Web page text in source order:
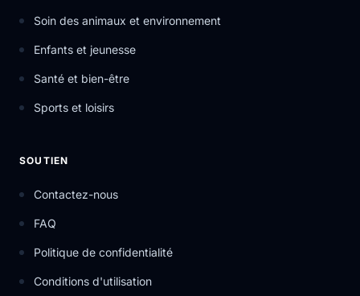
Soin des animaux et environnement
Enfants et jeunesse
Santé et bien-être
Sports et loisirs
SOUTIEN
Contactez-nous
FAQ
Politique de confidentialité
Conditions d'utilisation